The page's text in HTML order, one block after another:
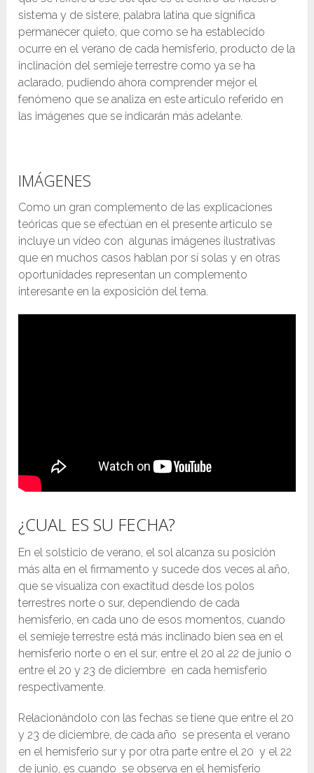
sistema y de sistere, palabra latina que significa
permanecer quieto, que como se ha establecido
ocurre en el verano de cada hemisferio, producto de la
inclinación del semieje terrestre como ya se ha
aclarado, pudiendo ahora comprender mejor el
fenómeno que se analiza en este artículo referido en
las imágenes que se indicarán más adelante.
IMÁGENES
Como un gran complemento de las explicaciones
teóricas que se efectúan en el presente articulo se
incluye un vídeo con algunas imágenes ilustrativas
que en muchos casos hablan por sí solas y en otras
oportunidades representan un complemento
interesante en la exposición del tema.
¿CUAL ES SU FECHA?
En el solsticio de verano, el sol alcanza su posición
más alta en el firmamento y sucede dos veces al año,
que se visualiza con exactitud desde los polos
terrestres norte o sur, dependiendo de cada
hemisferio, en cada uno de esos momentos, cuando
el semieje terrestre está más inclinado bien sea en el
hemisferio norte o en el sur, entre el 20 al 22 de junio o
entre el 20 y 23 de diciembre en cada hemisferio
respectivamente.
Relacionándolo con las fechas se tiene que entre el 20
y 23 de diciembre, de cada año se presenta el verano
en el hemisferio sur y por otra parte entre el 20 y el 22
de junio, es cuando se observa en el hemisferio